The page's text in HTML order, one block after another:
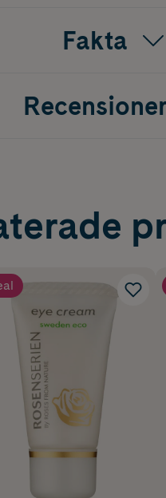
Fakta
Recensioner